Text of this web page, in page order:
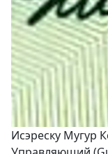
Исэреску Мугур